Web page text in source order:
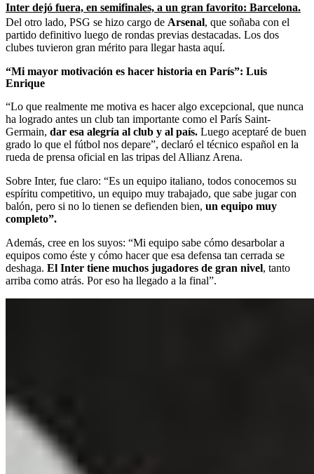
Inter dejó fuera, en semifinales, a un gran favorito: Barcelona.
Del otro lado, PSG se hizo cargo de Arsenal, que soñaba con el
partido definitivo luego de rondas previas destacadas. Los dos
clubes tuvieron gran mérito para llegar hasta aquí.
“Mi mayor motivación es hacer historia en París”: Luis
Enrique
“Lo que realmente me motiva es hacer algo excepcional, que nunca
ha logrado antes un club tan importante como el París Saint-
Germain, dar esa alegría al club y al país. Luego aceptaré de buen
grado lo que el fútbol nos depare”, declaró el técnico español en la
rueda de prensa oficial en las tripas del Allianz Arena.
Sobre Inter, fue claro: “Es un equipo italiano, todos conocemos su
espíritu competitivo, un equipo muy trabajado, que sabe jugar con
balón, pero si no lo tienen se defienden bien, un equipo muy
completo”.
Además, cree en los suyos: “Mi equipo sabe cómo desarbolar a
equipos como éste y cómo hacer que esa defensa tan cerrada se
deshaga. El Inter tiene muchos jugadores de gran nivel, tanto
arriba como atrás. Por eso ha llegado a la final”.